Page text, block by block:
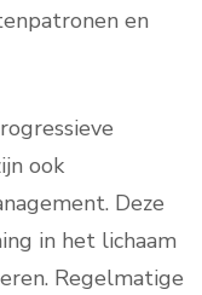
en
ook
Deze
in het lichaam
Regelmatige